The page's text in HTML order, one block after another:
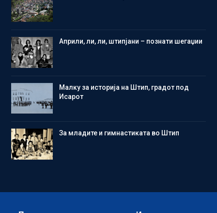
Aприли, ли, ли, штипјани – познати шегаџии
Малку за историја на Штип, градот под
Исарот
Зa младите и гимнастиката во Штип